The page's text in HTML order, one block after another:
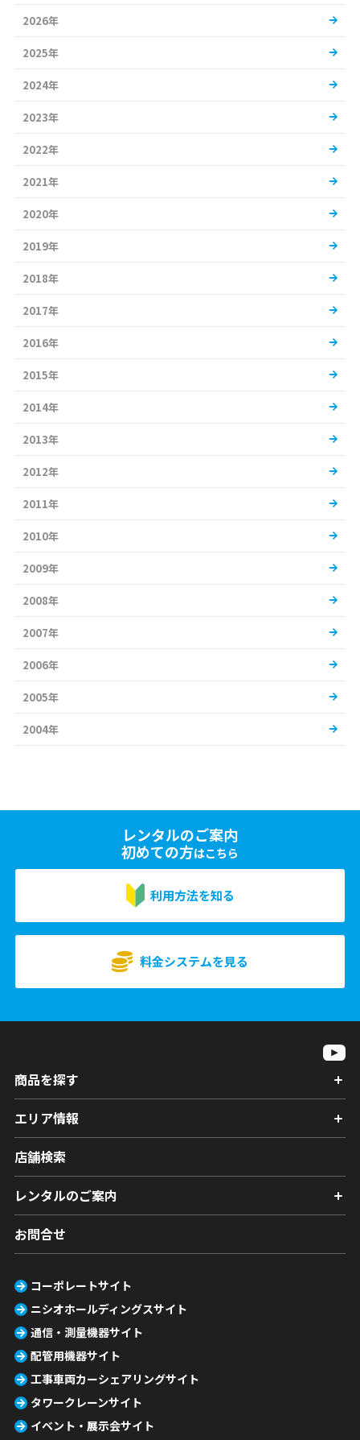
2026年
2025年
2024年
2023年
2022年
2021年
2020年
2019年
2018年
2017年
2016年
2015年
2014年
2013年
2012年
2011年
2010年
2009年
2008年
2007年
2006年
2005年
2004年
レンタルのご案内
初めての方はこちら
利用方法を知る
料金システムを見る
商品を探す
エリア情報
店舗検索
レンタルのご案内
お問合せ
コーポレートサイト
ニシオホールディングスサイト
通信・測量機器サイト
配管用機器サイト
工事車両カーシェアリングサイト
タワークレーンサイト
イベント・展示会サイト